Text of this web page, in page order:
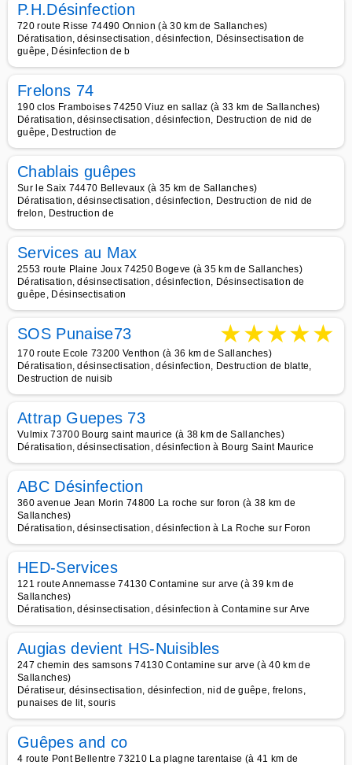
P.H.Désinfection
720 route Risse 74490 Onnion (à 30 km de Sallanches)
Dératisation, désinsectisation, désinfection, Désinsectisation de
guêpe, Désinfection de b
Frelons 74
190 clos Framboises 74250 Viuz en sallaz (à 33 km de Sallanches)
Dératisation, désinsectisation, désinfection, Destruction de nid de
guêpe, Destruction de
Chablais guêpes
Sur le Saix 74470 Bellevaux (à 35 km de Sallanches)
Dératisation, désinsectisation, désinfection, Destruction de nid de
frelon, Destruction de
Services au Max
2553 route Plaine Joux 74250 Bogeve (à 35 km de Sallanches)
Dératisation, désinsectisation, désinfection, Désinsectisation de
guêpe, Désinsectisation
SOS Punaise73 ★★★★★
170 route Ecole 73200 Venthon (à 36 km de Sallanches)
Dératisation, désinsectisation, désinfection, Destruction de blatte,
Destruction de nuisib
Attrap Guepes 73
Vulmix 73700 Bourg saint maurice (à 38 km de Sallanches)
Dératisation, désinsectisation, désinfection à Bourg Saint Maurice
ABC Désinfection
360 avenue Jean Morin 74800 La roche sur foron (à 38 km de
Sallanches)
Dératisation, désinsectisation, désinfection à La Roche sur Foron
HED-Services
121 route Annemasse 74130 Contamine sur arve (à 39 km de
Sallanches)
Dératisation, désinsectisation, désinfection à Contamine sur Arve
Augias devient HS-Nuisibles
247 chemin des samsons 74130 Contamine sur arve (à 40 km de
Sallanches)
Dératiseur, désinsectisation, désinfection, nid de guêpe, frelons,
punaises de lit, souris
Guêpes and co
4 route Pont Bellentre 73210 La plagne tarentaise (à 41 km de